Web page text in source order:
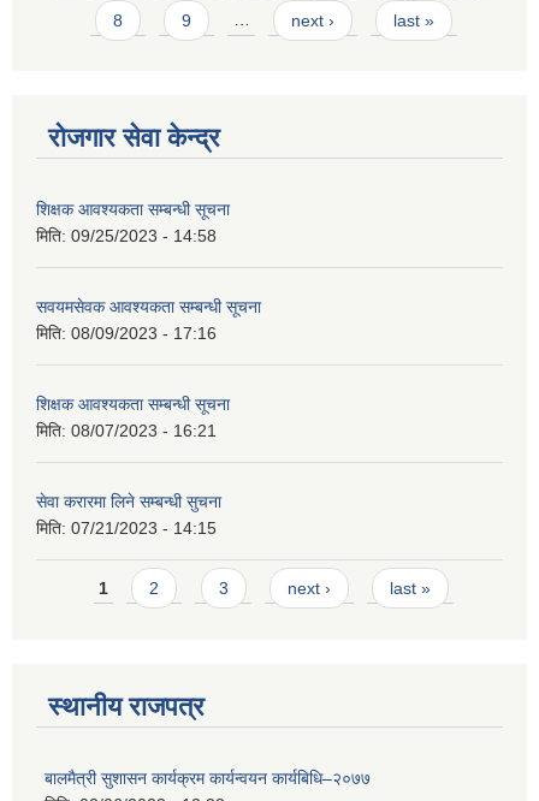
8 9 … next › last »
रोजगार सेवा केन्द्र
शिक्षक आवश्यकता सम्बन्धी सूचना
मिति: 09/25/2023 - 14:58
सवयमसेवक आवश्यकता सम्बन्धी सूचना
मिति: 08/09/2023 - 17:16
शिक्षक आवश्यकता सम्बन्धी सूचना
मिति: 08/07/2023 - 16:21
सेवा करारमा लिने सम्बन्धी सुचना
मिति: 07/21/2023 - 14:15
Pages
1 2 3 next › last »
स्थानीय राजपत्र
बालमैत्री सुशासन कार्यक्रम कार्यन्वयन कार्यबिधि–२०७७